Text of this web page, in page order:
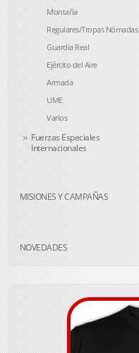
Montaña
Regulares/Tropas Nómadas
Guardia Real
Ejército del Aire
Armada
UME
Varios
Fuerzas Especiales
Internacionales
MISIONES Y CAMPAÑAS
NOVEDADES